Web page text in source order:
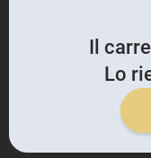
Il
Lo